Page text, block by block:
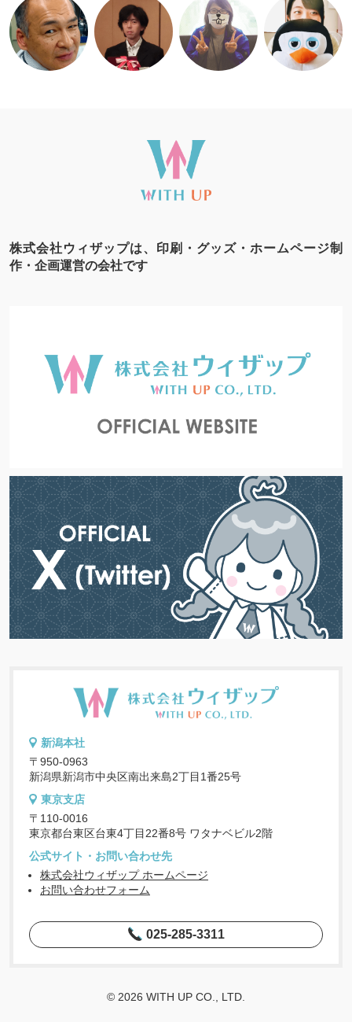
株式会社ウィザップは、印刷・グッズ・ホームページ制
作・企画運営の会社です
新潟本社
〒950-0963
新潟県新潟市中央区南出来島2丁目1番25号
東京支店
〒110-0016
東京都台東区台東4丁目22番8号 ワタナベビル2階
公式サイト・お問い合わせ先
株式会社ウィザップ ホームページ
お問い合わせフォーム
025-285-3311
© 2026 WITH UP CO., LTD.